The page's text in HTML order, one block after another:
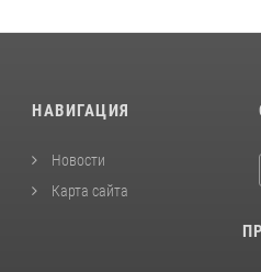
НАВИГАЦИЯ
Новости
Карта сайта